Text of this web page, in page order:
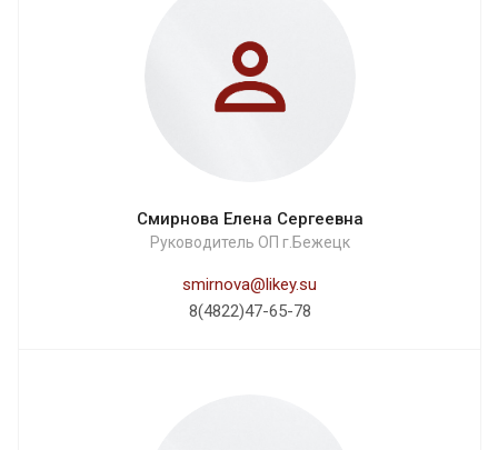
Смирнова Елена Сергеевна
Руководитель ОП г.Бежецк
smirnova@likey.su
8(4822)47-65-78